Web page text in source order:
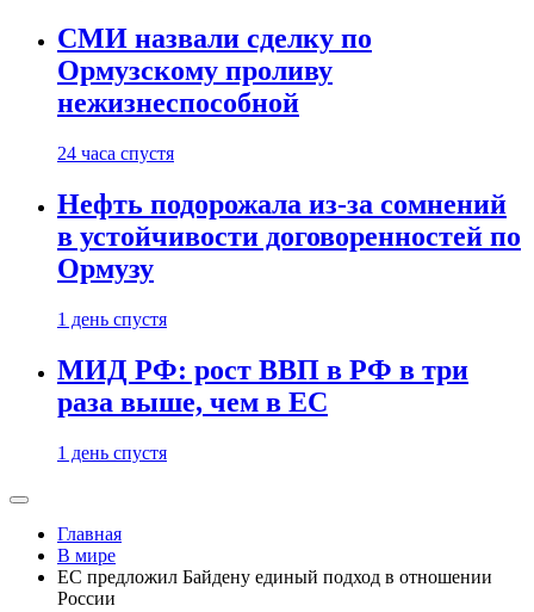
СМИ назвали сделку по
Ормузскому проливу
нежизнеспособной
24 часа спустя
Нефть подорожала из-за сомнений
в устойчивости договоренностей по
Ормузу
1 день спустя
МИД РФ: рост ВВП в РФ в три
раза выше, чем в ЕС
1 день спустя
Главная
В мире
ЕС предложил Байдену единый подход в отношении
России